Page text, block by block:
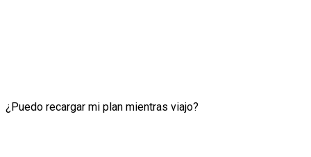
¿Puedo recargar mi plan mientras viajo?